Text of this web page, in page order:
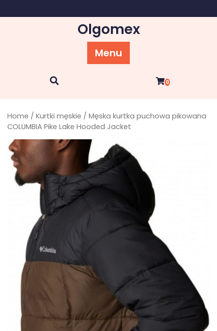
to
Olgomex
Menu
0
Home / Kurtki męskie / Męska kurtka puchowa pikowana
COLUMBIA Pike Lake Hooded Jacket